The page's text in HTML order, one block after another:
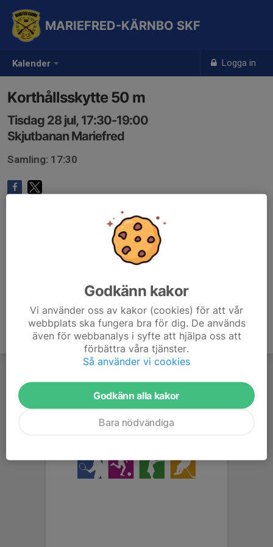
Kalender Logga in
MARIEFRED-KÄRNBO SKF
Korthållsskytte 50 m
Tisdag 28 jul, 17:30-19:00
Skjutbanan Mariefred
Samling: 17:30
Godkänn kakor
Vi använder oss av kakor (cookies) för att vår
webbplats ska fungera bra för dig. De används
även för webbanalys i syfte att hjälpa oss att
förbättra våra tjänster.
Så använder vi cookies
Godkänn alla kakor
Bara nödvändiga